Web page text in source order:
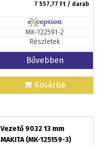
7 557,77 Ft / darab
MK-122591-2
Részletek
Bővebben
Kosárba
Vezető 9032 13 mm
MAKITA (MK-125159-3)